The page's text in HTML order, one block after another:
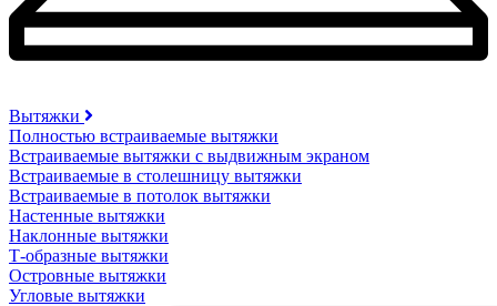
Вытяжки
Полностью встраиваемые вытяжки
Встраиваемые вытяжки с выдвижным экраном
Встраиваемые в столешницу вытяжки
Встраиваемые в потолок вытяжки
Настенные вытяжки
Наклонные вытяжки
Т-образные вытяжки
Островные вытяжки
Угловые вытяжки